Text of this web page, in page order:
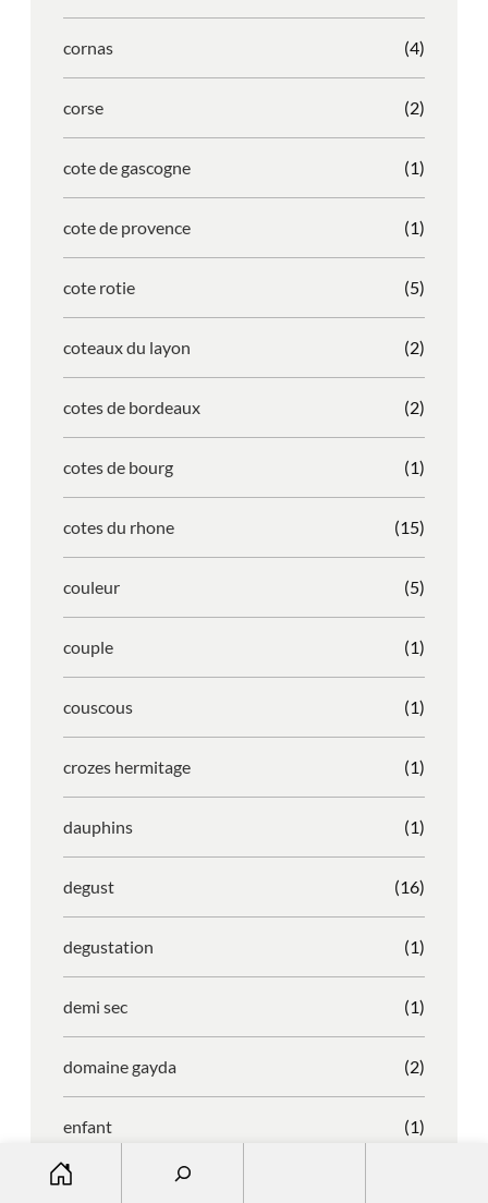
cornas (4)
corse (2)
cote de gascogne (1)
cote de provence (1)
cote rotie (5)
coteaux du layon (2)
cotes de bordeaux (2)
cotes de bourg (1)
cotes du rhone (15)
couleur (5)
couple (1)
couscous (1)
crozes hermitage (1)
dauphins (1)
degust (16)
degustation (1)
demi sec (1)
domaine gayda (2)
enfant (1)
entreprise